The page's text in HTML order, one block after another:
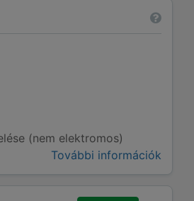
(nem elektromos)
További információk